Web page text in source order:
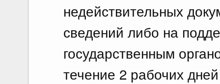
недействительных
сведений либо на
государственным
течение 2 рабочих